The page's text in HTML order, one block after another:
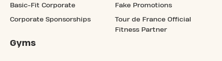
Basic-Fit Corporate
Corporate Sponsorships
Fake Promotions
Tour de France Official
Fitness Partner
Gyms